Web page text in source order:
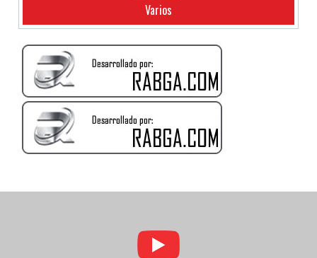
Varios